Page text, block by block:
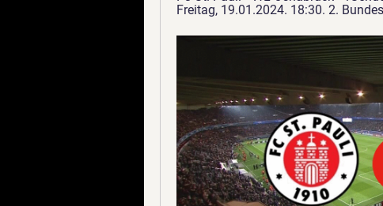
Freitag, 19.01.2024. 18:30. 2.